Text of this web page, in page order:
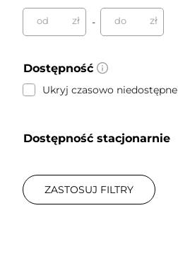
od zł - do zł
Dostępność
Ukryj czasowo niedostępne
Dostępność stacjonarnie
ZASTOSUJ FILTRY